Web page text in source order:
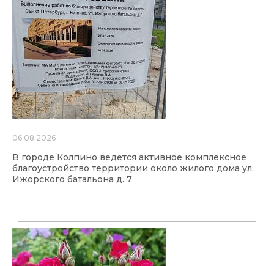
06.08.2026
В городе Колпино ведется активное комплексное
благоустройство территории около жилого дома ул.
Ижорского батальона д. 7